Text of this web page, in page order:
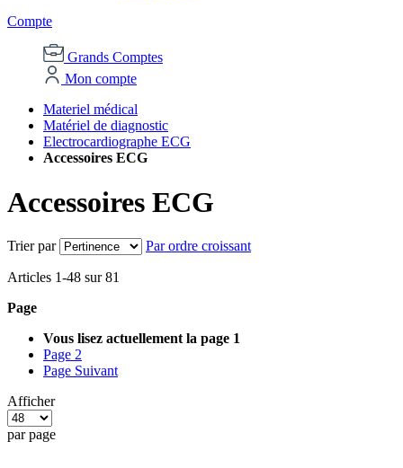
Compte
Grands Comptes
Mon compte
Materiel médical
Matériel de diagnostic
Electrocardiographe ECG
Accessoires ECG
Accessoires ECG
Trier par Par ordre croissant
Articles 1-48 sur81
Page
Vous lisez actuellement la page 1
Page 2
Page Suivant
Afficher
par page